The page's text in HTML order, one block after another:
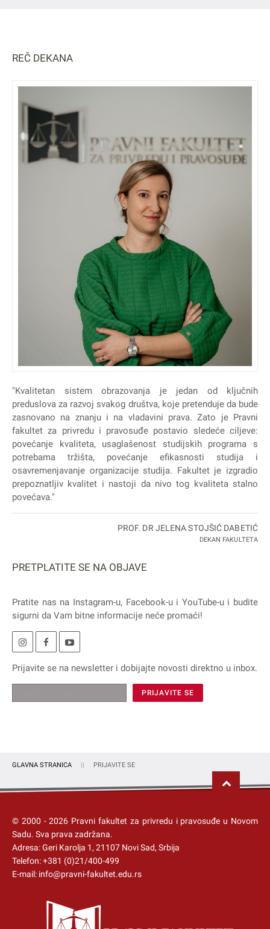
REČ DEKANA
"Kvalitetan sistem obrazovanja je jedan od ključnih
preduslova za razvoj svakog društva, koje pretenduje da bude
zasnovano na znanju i na vladavini prava. Zato je Pravni
fakultet za privredu i pravosuđe postavio sledeće ciljeve:
povećanje kvaliteta, usaglašenost studijskih programa s
potrebama tržišta, povećanje efikasnosti studija i
osavremenjavanje organizacije studija. Fakultet je izgradio
prepoznatljiv kvalitet i nastoji da nivo tog kvaliteta stalno
povećava."
PROF. DR JELENA STOJŠIĆ DABETIĆ
DEKAN FAKULTETA
PRETPLATITE SE NA OBJAVE
Pratite nas na Instagram-u, Facebook-u i YouTube-u i budite
sigurni da Vam bitne informacije neće promaći!
Prijavite se na newsletter i dobijajte novosti direktno u inbox.
GLAVNA STRANICA PRIJAVITE SE
© 2000 -2026 Pravni fakultet za privredu i pravosuđe u Novom
Sadu. Sva prava zadržana.
Adresa: Geri Karolja 1, 21107 Novi Sad, Srbija
Telefon:+381 (0)21/400-499
E-mail: info@pravni-fakultet.edu.rs